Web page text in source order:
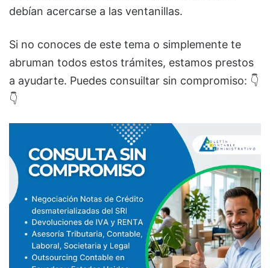
debían acercarse a las ventanillas.
Si no conoces de este tema o simplemente te
abruman todos estos trámites, estamos prestos
a ayudarte. Puedes consuiltar sin compromiso: 👇
👇